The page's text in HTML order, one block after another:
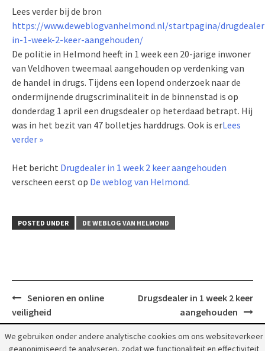
Lees verder bij de bron
https://www.deweblogvanhelmond.nl/startpagina/
in-1-week-2-keer-aangehouden/
De politie in Helmond heeft in 1 week een 20-jarige inwoner
van Veldhoven tweemaal aangehouden op verdenking van
de handel in drugs. Tijdens een lopend onderzoek naar de
ondermijnende drugscriminaliteit in de binnenstad is op
donderdag 1 april een drugsdealer op heterdaad betrapt. Hij
was in het bezit van 47 bolletjes harddrugs. Ook is erLees
verder »
Het bericht Drugdealer in 1 week 2 keer aangehouden
verscheen eerst op De weblog van Helmond.
POSTED UNDER DE WEBLOG VAN HELMOND
Post
navigation
Senioren en online
veiligheid
Drugsdealer in 1 week 2 keer
aangehouden
We gebruiken onder andere analytische cookies om ons websiteverkeer
geanonimiseerd te analyseren, zodat we functionaliteit en effectiviteit